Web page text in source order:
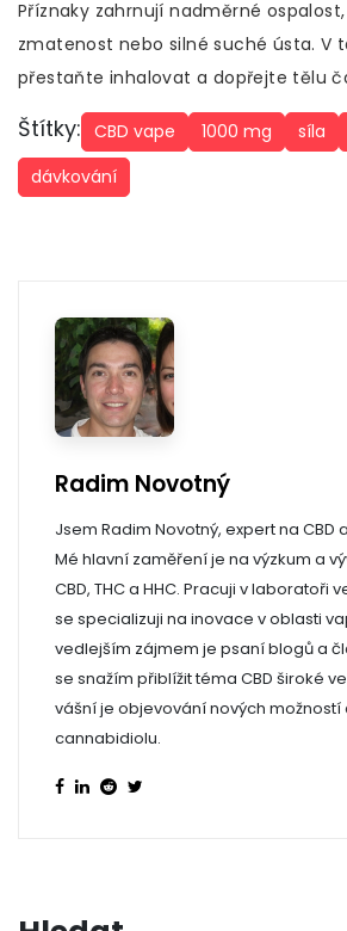
Příznaky zahrnují nadměrné
zmatenost nebo silné suché ústa. V
přestaňte inhalovat a dopřejte tělu
Štítky: CBD vape 1000 mg síla
dávkování
Radim Novotný
Jsem Radim Novotný, expert na CBD
Mé hlavní zaměření je na výzkum a
CBD, THC a HHC. Pracuji v laboratoři
se specializuji na inovace v oblasti
vedlejším zájmem je psaní blogů a
se snažím přiblížit téma CBD široké
vášní je objevování nových možností
cannabidiolu.